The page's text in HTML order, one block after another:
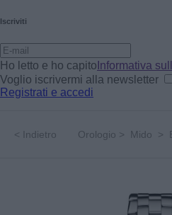
Iscriviti
Ho letto e ho capito Informativa
Voglio iscrivermi alla newsletter
Registrati e accedi
< Indietro Orologio > Mido >